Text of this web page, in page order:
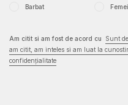
Barbat
Am citit si am fost de acord cu
Sunt
am citit, am inteles si am luat la
confidențialitate